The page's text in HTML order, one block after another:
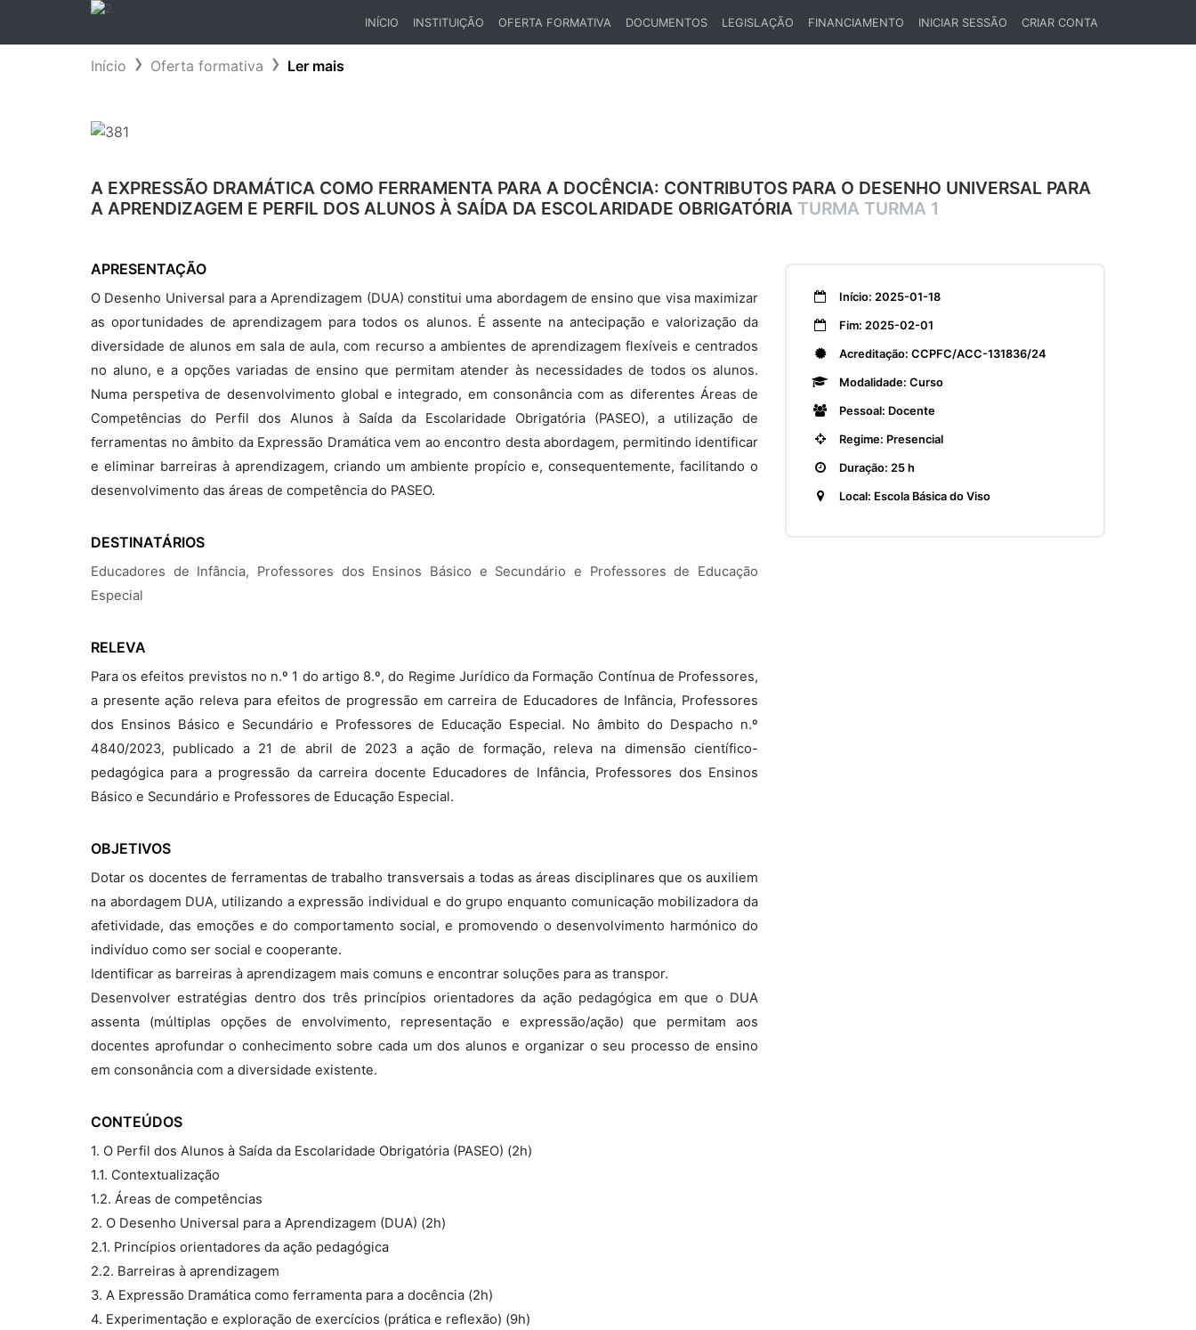
INÍCIO
INSTITUIÇÃO OFERTA FORMATIVA DOCUMENTOS LEGISLAÇÃO FINANCIAMENTO INICIAR SESSÃO CRIAR CONTA
Início Oferta formativa Ler mais
A EXPRESSÃO DRAMÁTICA COMO FERRAMENTA PARA A DOCÊNCIA: CONTRIBUTOS PARA O DESENHO UNIVERSAL PARA
A APRENDIZAGEM E PERFIL DOS ALUNOS À SAÍDA DA ESCOLARIDADE OBRIGATÓRIA TURMA TURMA 1
APRESENTAÇÃO
O Desenho Universal para a Aprendizagem (DUA) constitui uma abordagem de ensino que visa maximizar
as oportunidades de aprendizagem para todos os alunos. É assente na antecipação e valorização da
diversidade de alunos em sala de aula, com recurso a ambientes de aprendizagem flexíveis e centrados
no aluno, e a opções variadas de ensino que permitam atender às necessidades de todos os alunos.
Numa perspetiva de desenvolvimento global e integrado, em consonância com as diferentes Áreas de
Competências do Perfil dos Alunos à Saída da Escolaridade Obrigatória (PASEO), a utilização de
ferramentas no âmbito da Expressão Dramática vem ao encontro desta abordagem, permitindo identificar
e eliminar barreiras à aprendizagem, criando um ambiente propício e, consequentemente, facilitando o
desenvolvimento das áreas de competência do PASEO.
DESTINATÁRIOS
Educadores de Infância, Professores dos Ensinos Básico e Secundário e Professores de Educação
Especial
RELEVA
Para os efeitos previstos no n.º 1 do artigo 8.º, do Regime Jurídico da Formação Contínua de Professores,
a presente ação releva para efeitos de progressão em carreira de Educadores de Infância, Professores
dos Ensinos Básico e Secundário e Professores de Educação Especial. No âmbito do Despacho n.º
4840/2023, publicado a 21 de abril de 2023 a ação de formação, releva na dimensão científico-
pedagógica para a progressão da carreira docente Educadores de Infância, Professores dos Ensinos
Básico e Secundário e Professores de Educação Especial.
OBJETIVOS
Dotar os docentes de ferramentas de trabalho transversais a todas as áreas disciplinares que os auxiliem
na abordagem DUA, utilizando a expressão individual e do grupo enquanto comunicação mobilizadora da
afetividade, das emoções e do comportamento social, e promovendo o desenvolvimento harmónico do
indivíduo como ser social e cooperante.
Identificar as barreiras à aprendizagem mais comuns e encontrar soluções para as transpor.
Desenvolver estratégias dentro dos três princípios orientadores da ação pedagógica em que o DUA
assenta (múltiplas opções de envolvimento, representação e expressão/ação) que permitam aos
docentes aprofundar o conhecimento sobre cada um dos alunos e organizar o seu processo de ensino
em consonância com a diversidade existente.
CONTEÚDOS
1. O Perfil dos Alunos à Saída da Escolaridade Obrigatória (PASEO) (2h)
1.1. Contextualização
1.2. Áreas de competências
2. O Desenho Universal para a Aprendizagem (DUA) (2h)
2.1. Princípios orientadores da ação pedagógica
2.2. Barreiras à aprendizagem
3. A Expressão Dramática como ferramenta para a docência (2h)
4. Experimentação e exploração de exercícios (prática e reflexão) (9h)
Início: 2025-01-18
Fim: 2025-02-01
Acreditação: CCPFC/ACC-131836/24
Modalidade: Curso
Pessoal: Docente
Regime: Presencial
Duração: 25 h
Local: Escola Básica do Viso